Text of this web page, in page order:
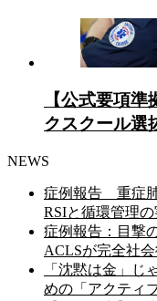
【公式要項
クスクール選
NEWS
症例報告 重症
RSIと循環管理
症例報告：目撃
ACLSが完全社
「沈黙は金」じ
めの「アクティ